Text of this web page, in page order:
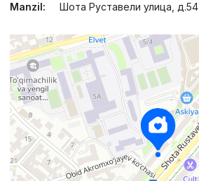
Manzil:
Шота Руставели улица, д.54